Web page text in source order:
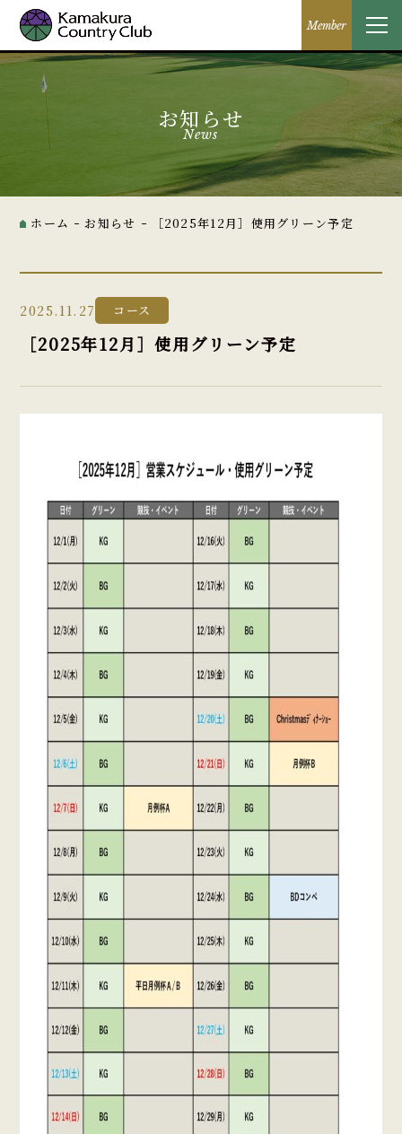
お知らせ
News
ホーム お知らせ ［2025年12月］使用グリーン予定
2025.11.27 コース
［2025年12月］使用グリーン予定
Member